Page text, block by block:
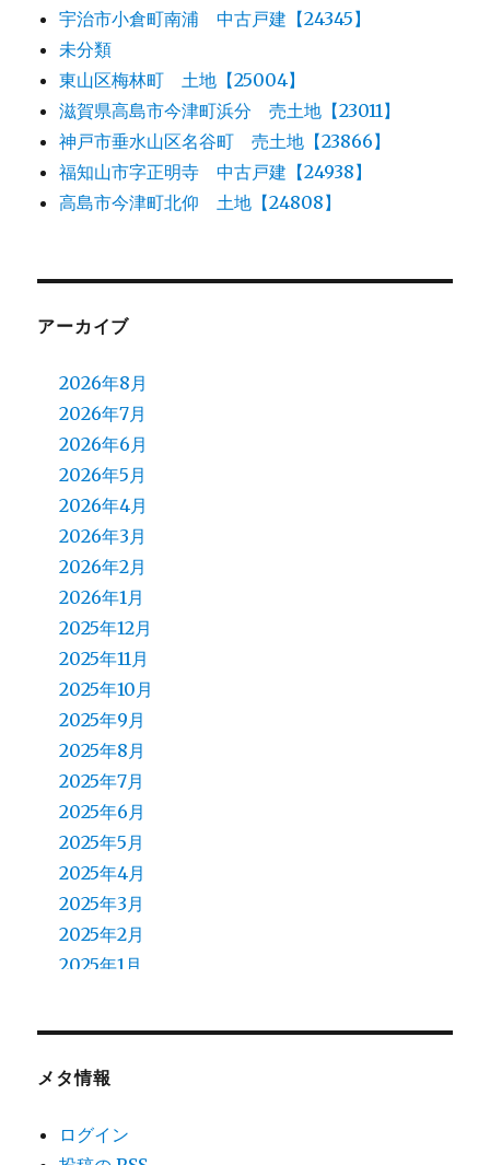
宇治市小倉町南浦 中古戸建【24345】
未分類
東山区梅林町 土地【25004】
滋賀県高島市今津町浜分 売土地【23011】
神戸市垂水山区名谷町 売土地【23866】
福知山市字正明寺 中古戸建【24938】
高島市今津町北仰 土地【24808】
アーカイブ
2026年8月
2026年7月
2026年6月
2026年5月
2026年4月
2026年3月
2026年2月
2026年1月
2025年12月
2025年11月
2025年10月
2025年9月
2025年8月
2025年7月
2025年6月
2025年5月
2025年4月
2025年3月
2025年2月
2025年1月
2024年11月
2024年9月
2024年7月
メタ情報
ログイン